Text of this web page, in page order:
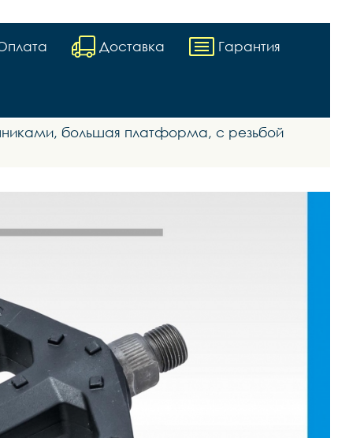
Доставка Гарантия
большая платформа, с резьбой